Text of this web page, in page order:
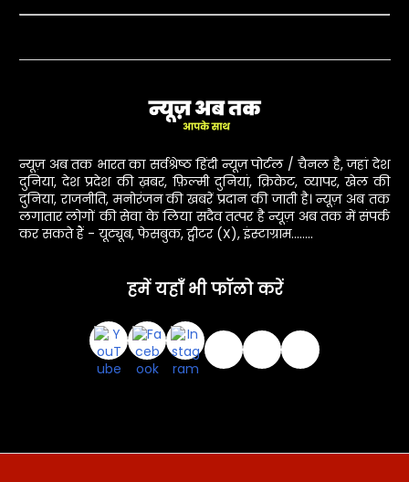
न्यूज़ अब तक भारत का सर्वश्रेष्ठ हिंदी न्यूज़ पोर्टल / चैनल है, जहां देश
दुनिया, देश प्रदेश की ख़बर, फ़िल्मी दुनियां, क्रिकेट, व्यापर, खेल की
दुनिया, राजनीति, मनोरंजन की खबरें प्रदान की जाती है। न्यूज़ अब तक
लगातार लोगों की सेवा के लिया सदैव तत्पर है न्यूज़ अब तक में संपर्क
कर सकते हैं - यूट्यूब, फेसबुक, ट्वीटर (X), इंस्टाग्राम........
हमें यहाँ भी फॉलो करें